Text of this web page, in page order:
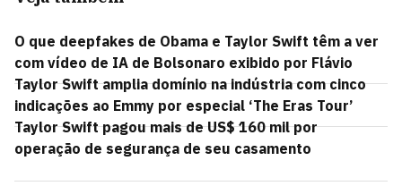
O que deepfakes de Obama e Taylor Swift têm a ver
com vídeo de IA de Bolsonaro exibido por Flávio
Taylor Swift amplia domínio na indústria com cinco
indicações ao Emmy por especial ‘The Eras Tour’
Taylor Swift pagou mais de US$ 160 mil por
operação de segurança de seu casamento